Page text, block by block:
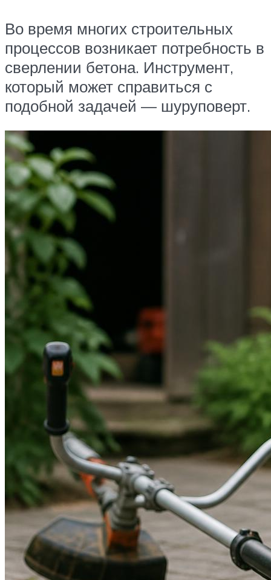
Во время многих строительных
процессов возникает потребность в
сверлении бетона. Инструмент,
который может справиться с
подобной задачей — шуруповерт.